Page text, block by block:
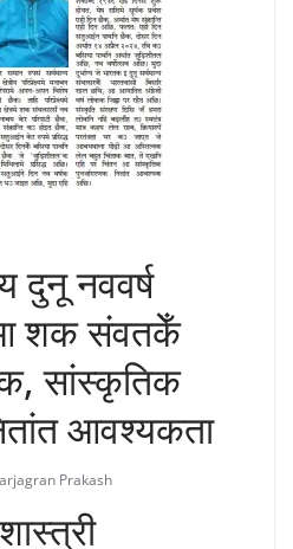
दुनू नववर्ष
शक संवतकेँ
सांस्कृतिक
आवश्यकता
Prakash